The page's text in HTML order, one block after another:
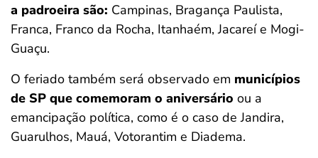
a padroeira são: Campinas, Bragança Paulista,
Franca, Franco da Rocha, Itanhaém, Jacareí e Mogi-
Guaçu.
O feriado também será observado em municípios
de SP que comemoram o aniversário ou a
emancipação política, como é o caso de Jandira,
Guarulhos, Mauá, Votorantim e Diadema.